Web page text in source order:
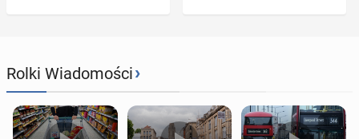
Rolki Wiadomości›